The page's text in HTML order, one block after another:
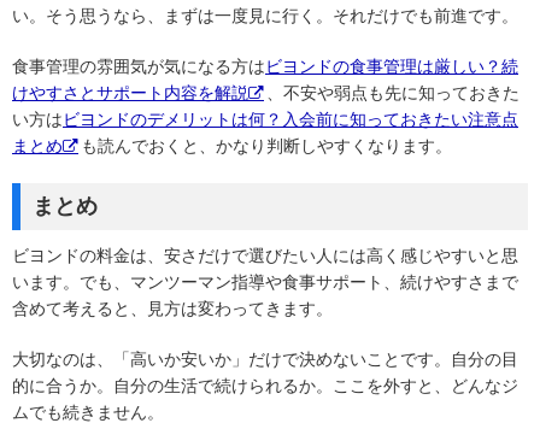
い。そう思うなら、まずは一度見に行く。それだけでも前進です。
食事管理の雰囲気が気になる方はビヨンドの食事管理は厳しい？続
けやすさとサポート内容を解説
、不安や弱点も先に知っておきた
い方はビヨンドのデメリットは何？入会前に知っておきたい注意点
まとめ
も読んでおくと、かなり判断しやすくなります。
まとめ
ビヨンドの料金は、安さだけで選びたい人には高く感じやすいと思
います。でも、マンツーマン指導や食事サポート、続けやすさまで
含めて考えると、見方は変わってきます。
大切なのは、「高いか安いか」だけで決めないことです。自分の目
的に合うか。自分の生活で続けられるか。ここを外すと、どんなジ
ムでも続きません。